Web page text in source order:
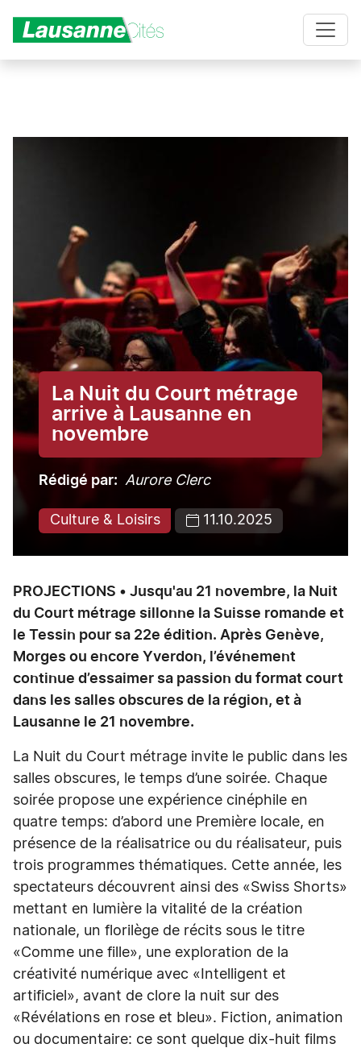
La Nuit du Court métrage
arrive à Lausanne en
novembre
Rédigé par Aurore Clerc
Culture & Loisirs 11.10.2025
PROJECTIONS • Jusqu'au 21 novembre, la Nuit
du Court métrage sillonne la Suisse romande et
le Tessin pour sa 22e édition. Après Genève,
Morges ou encore Yverdon, l’événement
continue d’essaimer sa passion du format court
dans les salles obscures de la région, et à
Lausanne le 21 novembre.
La Nuit du Court métrage invite le public dans les
salles obscures, le temps d’une soirée. Chaque
soirée propose une expérience cinéphile en
quatre temps: d’abord une Première locale, en
présence de la réalisatrice ou du réalisateur, puis
trois programmes thématiques. Cette année, les
spectateurs découvrent ainsi des «Swiss Shorts»
mettant en lumière la vitalité de la création
nationale, un florilège de récits sous le titre
«Comme une fille», une exploration de la
créativité numérique avec «Intelligent et
artificiel», avant de clore la nuit sur des
«Révélations en rose et bleu». Fiction, animation
ou documentaire: ce sont quelque dix-huit films